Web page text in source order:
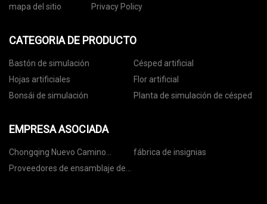
mapa del sitio
Privacy Policy
CATEGORIA DE PRODUCTO
Bastón de simulación
Césped artificial
Hojas artificiales
Flor artificial
Bonsái de simulación
Planta de simulación de césped
EMPRESA ASOCIADA
Chongqing Nuevo Camino
Comercio Co., Limitado
fábrica de insignias
Proveedores de ensamblaje de